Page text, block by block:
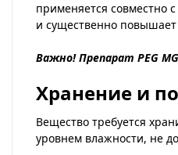
применяется совместно
и существенно повышает
Важно! Препарат PEG
Хранение и
Вещество требуется
уровнем влажности, не